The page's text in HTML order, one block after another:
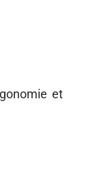
et